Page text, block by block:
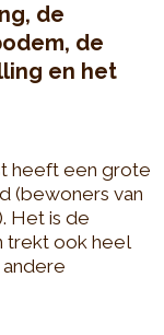
de
de
en het
heeft een grote
(bewoners van
Het is de
trekt ook heel